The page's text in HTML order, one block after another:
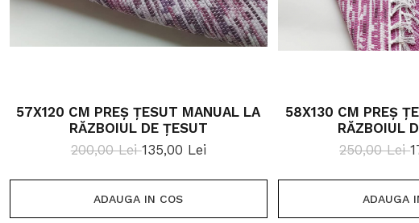
57X120 CM PREȘ ȚESUT MANUAL LA
RĂZBOIUL DE ȚESUT
200,00 Lei135,00 Lei
ADAUGA IN COS
58X130 CM PREȘ
RĂZBOIUL
250,00 Lei
ADAUGA